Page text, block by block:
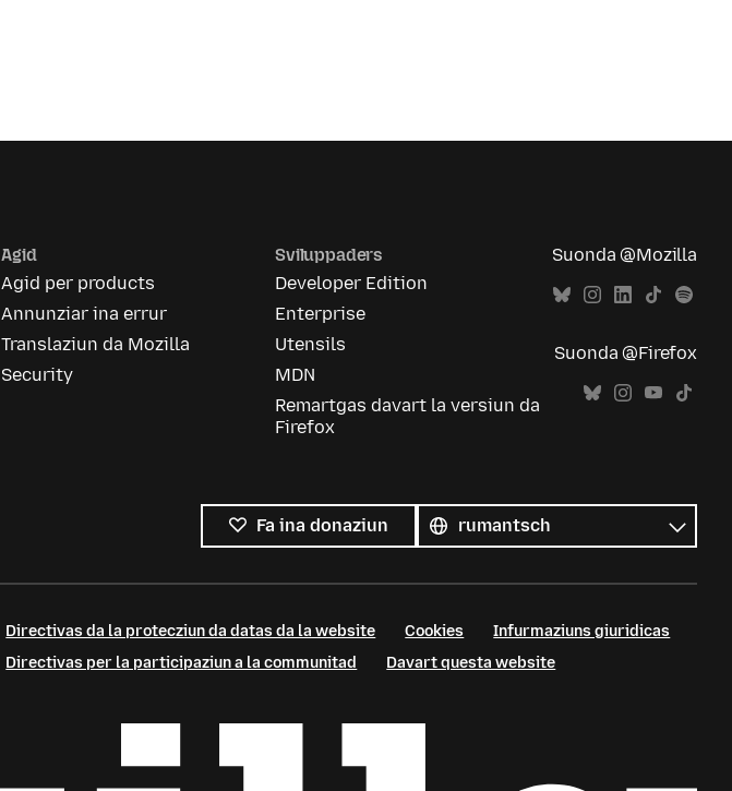
Agid
Agid per products
Annunziar ina errur
Translaziun da Mozilla
Security
Sviluppaders
Developer Edition
Enterprise
Utensils
MDN
Remartgas davart la versiun da
Firefox
Suonda @Mozilla
Suonda @Firefox
Fa ina donaziun
las
linguas
Lingua
Directivas da la protecziun da datas da la website Cookies
Infurmaziuns giuridicas
Directivas per la participaziun a la communitad
Davart questa website